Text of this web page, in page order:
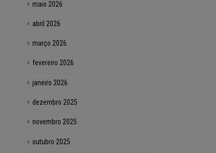
maio 2026
abril 2026
março 2026
fevereiro 2026
janeiro 2026
dezembro 2025
novembro 2025
outubro 2025